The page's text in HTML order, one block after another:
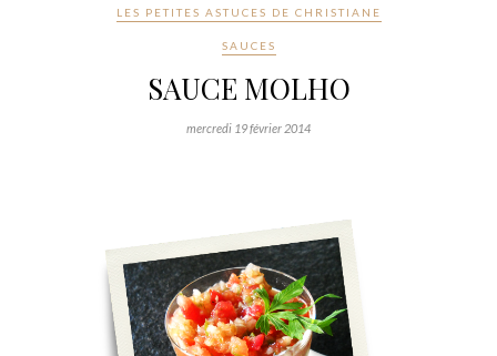
LES PETITES ASTUCES DE CHRISTIANE
SAUCES
SAUCE MOLHO
mercredi 19 février 2014